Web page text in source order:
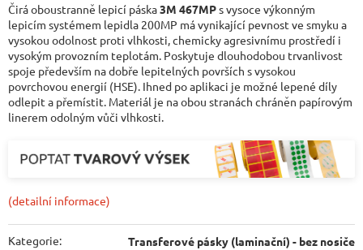
Čirá oboustranně lepicí páska3M 467MPs vysoce výkonným
lepicím systémem lepidla 200MP má vynikající pevnost ve smyku a
vysokou odolnost proti vlhkosti, chemicky agresivnímu prostředí i
vysokým provozním teplotám. Poskytuje dlouhodobou trvanlivost
spoje především na dobře lepitelných površích s vysokou
povrchovou energií (HSE). Ihned po aplikaci je možné lepené díly
odlepit a přemístit. Materiál je na obou stranách chráněn papírovým
linerem odolným vůči vlhkosti.
(detailní informace)
Kategorie:
Transferové pásky (laminační) - bez nosiče